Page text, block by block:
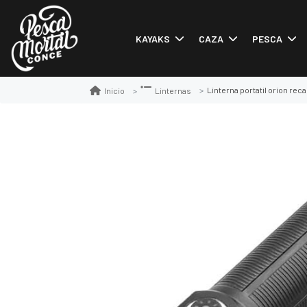
KAYAKS CAZA PESCA
Inicio Linternas Linterna portatil orion